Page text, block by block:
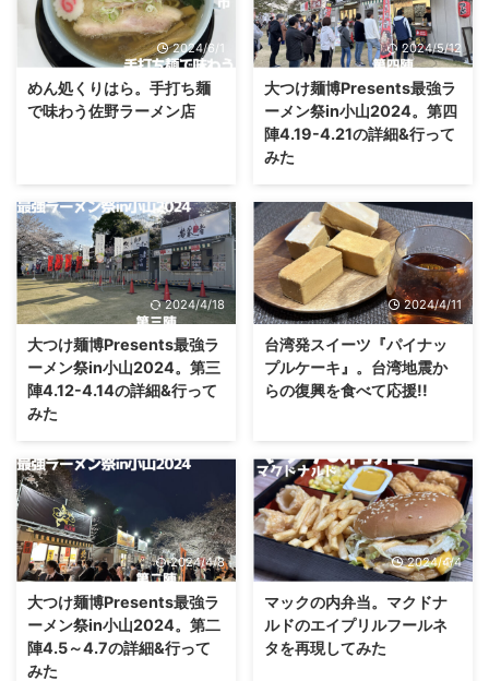
2024/6/1
めん処くりはら。手打ち麺
で味わう佐野ラーメン店
2024/5/12
大つけ麺博Presents最強ラ
ーメン祭in小山2024。第四
陣4.19-4.21の詳細&行って
みた
2024/4/18
大つけ麺博Presents最強ラ
ーメン祭in小山2024。第三
陣4.12-4.14の詳細&行って
みた
2024/4/11
台湾発スイーツ『パイナッ
プルケーキ』。台湾地震か
らの復興を食べて応援!!
2024/4/8
大つけ麺博Presents最強ラ
ーメン祭in小山2024。第二
陣4.5～4.7の詳細&行って
みた
2024/4/4
マックの内弁当。マクドナ
ルドのエイプリルフールネ
タを再現してみた